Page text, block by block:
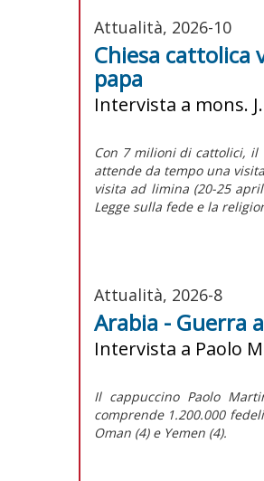
Attualità, 2026-10
Chiesa cattolica
papa
Intervista a mons.
Con 7 milioni di cattolici, il
attende da tempo una
visita ad limina (20-25
Legge sulla fede e la
Attualità, 2026-8
Arabia - Guerra
Intervista a Paolo
Il cappuccino Paolo
comprende 1.200.000
Oman (4) e Yemen (4).